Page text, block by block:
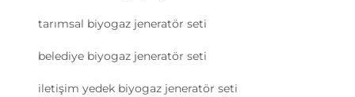
tarımsal biyogaz jeneratör seti
belediye biyogaz jeneratör seti
iletişim yedek biyogaz jeneratör seti